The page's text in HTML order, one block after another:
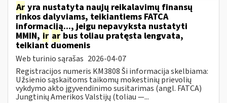
Ar yra nustatyta naujų reikalavimų finansų
rinkos dalyviams, teikiantiems FATCA
informaciją..., jeigu nepavyksta nustatyti
MMIN, ir ar bus toliau pratęsta lengvata,
teikiant duomenis
Web turinio sąrašas 2026-04-07
Registracijos numeris KM3808 Ši informacija skelbiama:
Užsienio sąskaitoms taikomų mokestinių prievolių
vykdymo akto įgyvendinimo susitarimas (angl. FATCA)
Jungtinių Amerikos Valstijų (toliau —...